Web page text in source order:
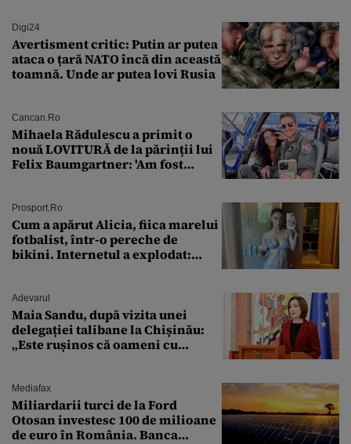
Digi24
Avertisment critic: Putin ar putea
ataca o țară NATO încă din această
toamnă. Unde ar putea lovi Rusia
Cancan.ro
Mihaela Rădulescu a primit o
nouă LOVITURĂ de la părinții lui
Felix Baumgartner: 'Am fost
Prosport.ro
Cum a apărut Alicia, fiica marelui
fotbalist, într-o pereche de
bikini. Internetul a explodat:
Adevarul
Maia Sandu, după vizita unei
delegației talibane la Chișinău:
„Este rușinos că oameni cu
Mediafax
Miliardarii turci de la Ford
Otosan investesc 100 de milioane
de euro în România. Banca